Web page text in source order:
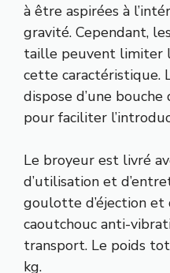
à être aspirées à
gravité. Cependant,
taille peuvent limiter
cette caractéristique.
dispose d’une
pour faciliter
Le broyeur est livré
d’utilisation et
goulotte d’éjection et
caoutchouc anti-
transport. Le poids
kg.